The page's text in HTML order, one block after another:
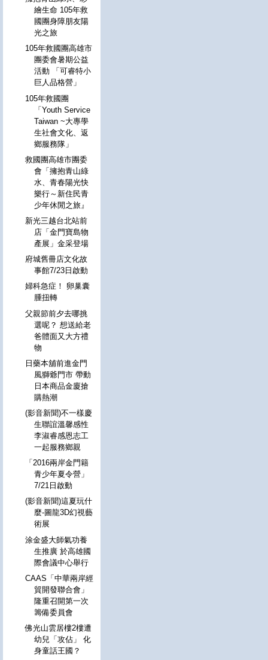
繪生命 105年救
國團身障朋友陽
光之旅
105年救國團高雄市
團委會暑期公益
活動 「可睿特小
巨人品格營」
105年救國團
「Youth Service
Taiwan ~大專學
生社會文化、返
鄉服務隊」
救國團高雄市團委
會「擁抱青山綠
水、青春陽光快
樂行～新住民青
少年休閒之旅』
新光三越台北站前
店「金門寶島物
產展」金采登場
府城舊冊店文化故
事館7/23日啟動
婦科急症！ 卵巢囊
腫扭轉
父親節前夕去哪挑
選呢？ 想送給老
爸體面又大方禮
物
日藥本舖前進金門
風獅爺門市 帶動
日本商品金廈搶
購熱潮
(影音新聞)不一樣慶
生聯誼溫馨感性
李淑睿感恩志工
一起服務鄉親
「2016兩岸金門籍
青少年夏令營」
7/21日啟動
(影音新聞)這夏玩什
麼-圖龍3D幻視藝
術展
涂金盛大師氣功養
生推廣 於高雄國
際會議中心舉行
CAAS「中華兩岸經
貿開發聯合會」
隆重召開第一次
籌備委員會
佛光山雲居樓2樓遭
幼兒「攻佔」 化
身童話王國？